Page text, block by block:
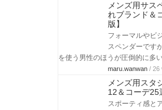
メンズ用サス
れブランド＆
版】
フォーマルやビ
スペンダーです
を使う男性のほうが圧倒的に多
maru.wanwan / 26
メンズ用スタ
12＆コーデ25
スポーティ感と